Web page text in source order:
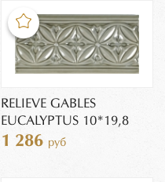
RELIEVE GABLES
EUCALYPTUS 10*19,8
1 286 руб